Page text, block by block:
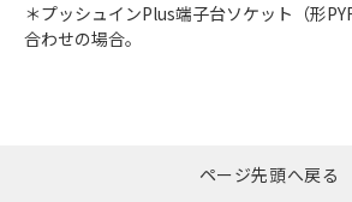
＊プッシュインPlus端子台ソケット（形
合わせの場合。
ページ先頭へ戻る